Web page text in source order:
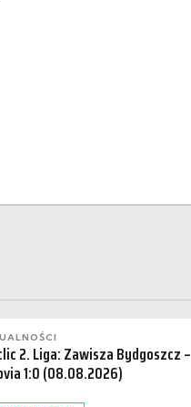
2. Liga: Zawisza Bydgoszcz –
1:0 (08.08.2026)